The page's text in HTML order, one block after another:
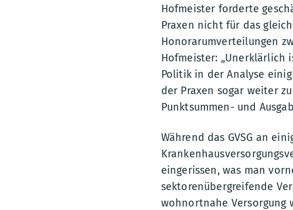
Hofmeister forderte
Praxen nicht für das
Honorarumverteilungen
Hofmeister: „Unerklärlich
Politik in der Analyse
der Praxen sogar weiter
Punktsummen- und
Während das GVSG an
eingerissen, was man
sektorenübergreifende
wohnortnahe Versorgung